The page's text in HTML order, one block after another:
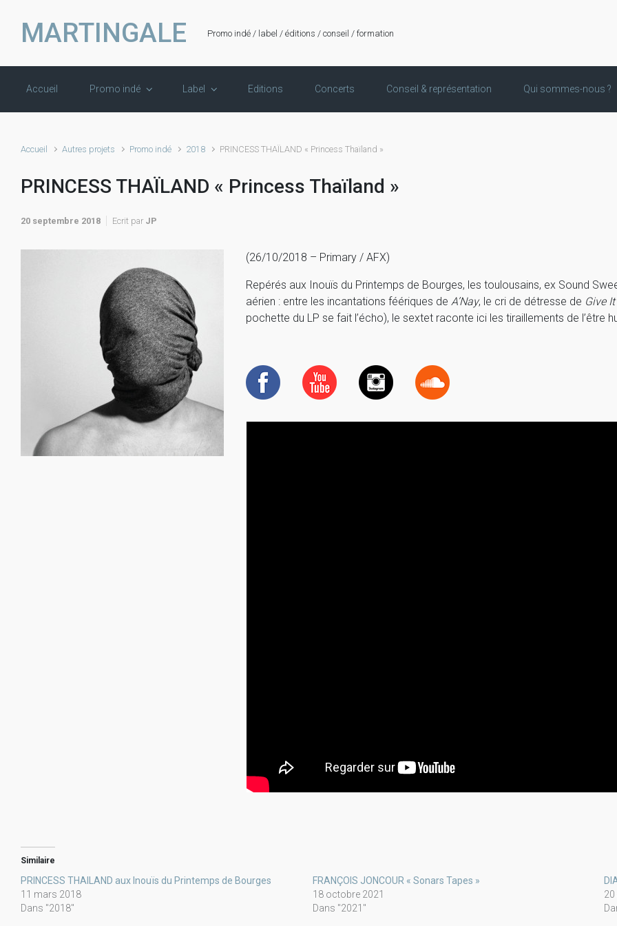
MARTINGALE Promo indé / label / éditions / conseil / formation
Accueil Promo indé Label Editions Concerts Conseil & représentation Qui sommes-nous ?
Accueil Autres projets Promo indé 2018 PRINCESS THAÏLAND « Princess Thaïland »
PRINCESS THAÏLAND « Princess Thaïland »
20 septembre 2018 Ecrit par JP
(26/10/2018 – Primary / AFX)
Repérés aux Inouïs du Printemps de Bourges, les toulousains, ex Sound
aérien : entre les incantations féériques de A’Nay, le cri de détresse de Give
pochette du LP se fait l’écho), le sextet raconte ici les tiraillements de l’être
Similaire
PRINCESS THAILAND aux Inouïs du Printemps de Bourges
11 mars 2018
Dans "2018"
FRANÇOIS JONCOUR « Sonars Tapes »
18 octobre 2021
Dans "2021"
20